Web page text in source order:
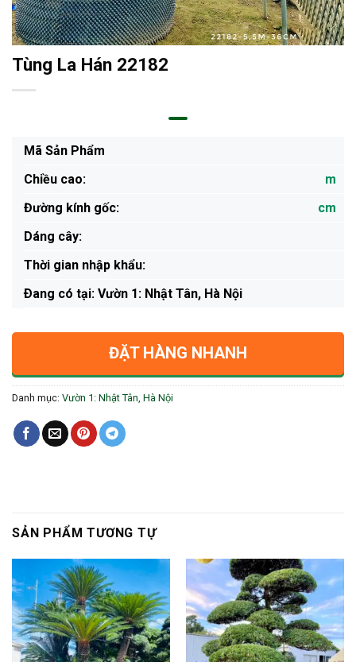
Tùng La Hán 22182
Mã Sản Phẩm
Chiều cao:
m
Đường kính gốc:
cm
Dáng cây:
Thời gian nhập khẩu:
Ðang có tại: Vườn 1: Nhật Tân, Hà Nội
ĐẶT HÀNG NHANH
Danh mục: Vườn 1: Nhật Tân, Hà Nội
SẢN PHẨM TƯƠNG TỰ